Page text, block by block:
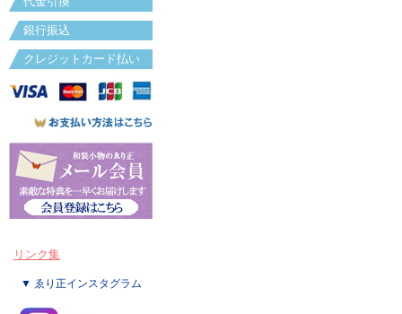
銀行振込
クレジットカード払い
リンク集
▼ ゑり正インスタグラム